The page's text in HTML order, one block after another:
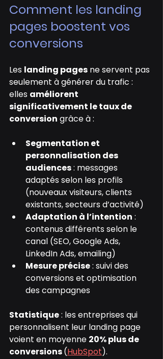
Comment les landing
pages boostent vos
conversions
Les landing pages ne servent pas
seulement à générer du trafic :
elles améliorent
significativement le taux de
conversion grâce à :
Segmentation et
personnalisation des
audiences : messages
adaptés selon les profils
(nouveaux visiteurs, clients
existants, secteurs d’activité)
Adaptation à l’intention :
contenus différents selon le
canal (SEO, Google Ads,
LinkedIn Ads, emailing)
Mesure précise : suivi des
conversions et optimisation
des campagnes
Statistique : les entreprises qui
personnalisent leur landing page
voient en moyenne 20% plus de
conversions (HubSpot).